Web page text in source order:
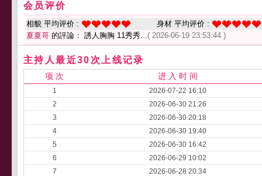
会员评价
相貌 平均评价 :
身材 平均评价 :
夏夏哥 的評論： 誘人胸胸 11秀秀...( 2026-06-19 23:53:44 )
主持人最近30次上线记录
项 次 进 入 时 间
1
2026-07-22 16:10
2
2026-06-30 21:26
3
2026-06-30 20:18
4
2026-06-30 19:40
5
2026-06-30 16:42
6
2026-06-29 10:02
7
2026-06-28 20:34